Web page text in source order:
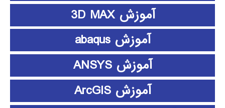
آموزش 3D MAX
آموزش abaqus
آموزش ANSYS
آموزش ArcGIS